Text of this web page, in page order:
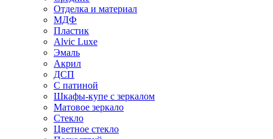
Отделка и материал
МДФ
Пластик
Alvic Luxe
Эмаль
Акрил
ДСП
С патиной
Шкафы-купе с зеркалом
Матовое зеркало
Стекло
Цветное стекло